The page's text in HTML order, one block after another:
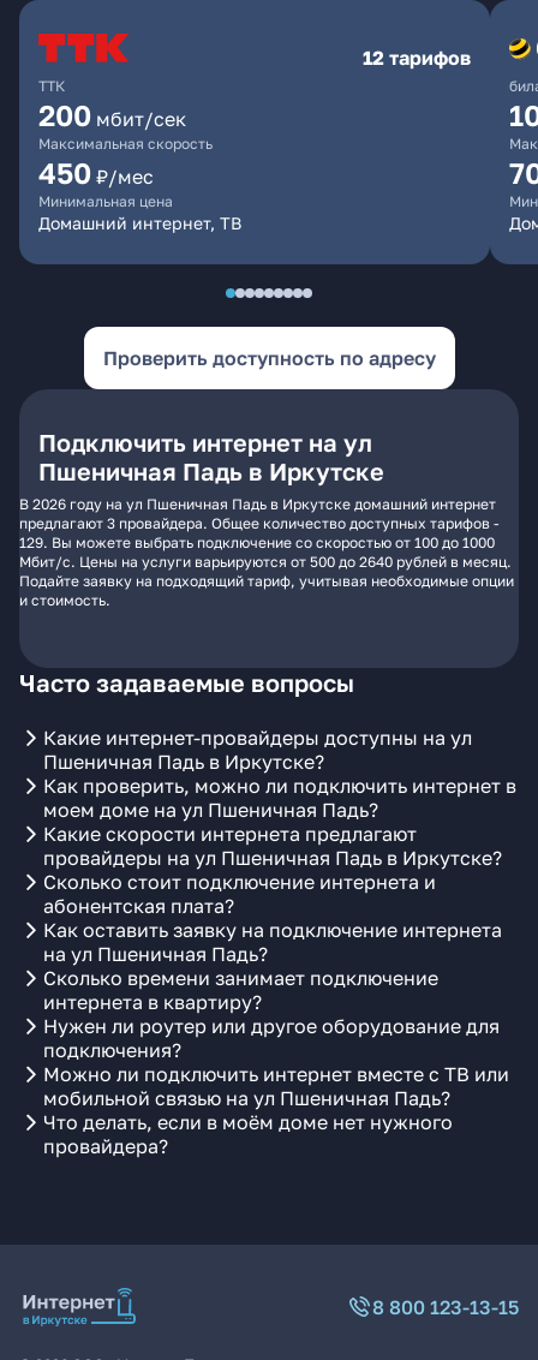
ТТК
12 тарифов
200 мбит/сек
Максимальная скорость
450 ₽/мес
Минимальная цена
Домашний интернет, ТВ
Проверить доступность по адресу
Подключить интернет на ул
Пшеничная Падь в Иркутске
В 2026 году на ул Пшеничная Падь в Иркутске домашний интернет
предлагают 3 провайдера. Общее количество доступных тарифов -
129. Вы можете выбрать подключение со скоростью от 100 до 1000
Мбит/с. Цены на услуги варьируются от 500 до 2640 рублей в месяц.
Подайте заявку на подходящий тариф, учитывая необходимые опции
и стоимость.
Часто задаваемые вопросы
Какие интернет-провайдеры доступны на ул
Пшеничная Падь в Иркутске?
Как проверить, можно ли подключить интернет в
моем доме на ул Пшеничная Падь?
Какие скорости интернета предлагают
провайдеры на ул Пшеничная Падь в Иркутске?
Сколько стоит подключение интернета и
абонентская плата?
Как оставить заявку на подключение интернета
на ул Пшеничная Падь?
Сколько времени занимает подключение
интернета в квартиру?
Нужен ли роутер или другое оборудование для
подключения?
Можно ли подключить интернет вместе с ТВ или
мобильной связью на ул Пшеничная Падь?
Что делать, если в моём доме нет нужного
провайдера?
8 800 123-13-15